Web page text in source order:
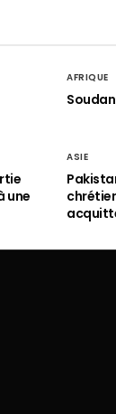
AFRIQUE
une
ASIE